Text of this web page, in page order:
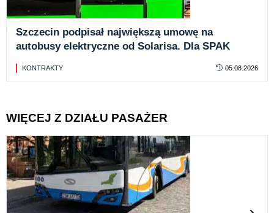
Szczecin podpisał największą umowę na
autobusy elektryczne od Solarisa. Dla SPAK
KONTRAKTY 05.08.2026
WIĘCEJ Z DZIAŁU PASAŻER